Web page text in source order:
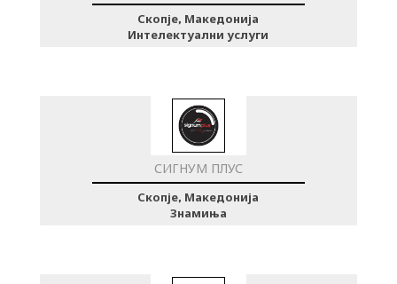
Скопје, Македонија
Интелектуални услуги
СИГНУМ ПЛУС
Скопје, Македонија
Знамиња